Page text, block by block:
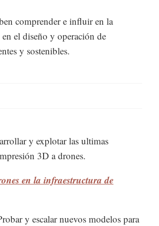
comprender e influir en la
el diseño y operación de
y sostenibles.
y explotar las ultimas
3D a drones.
en la infraestructura de
y escalar nuevos modelos para